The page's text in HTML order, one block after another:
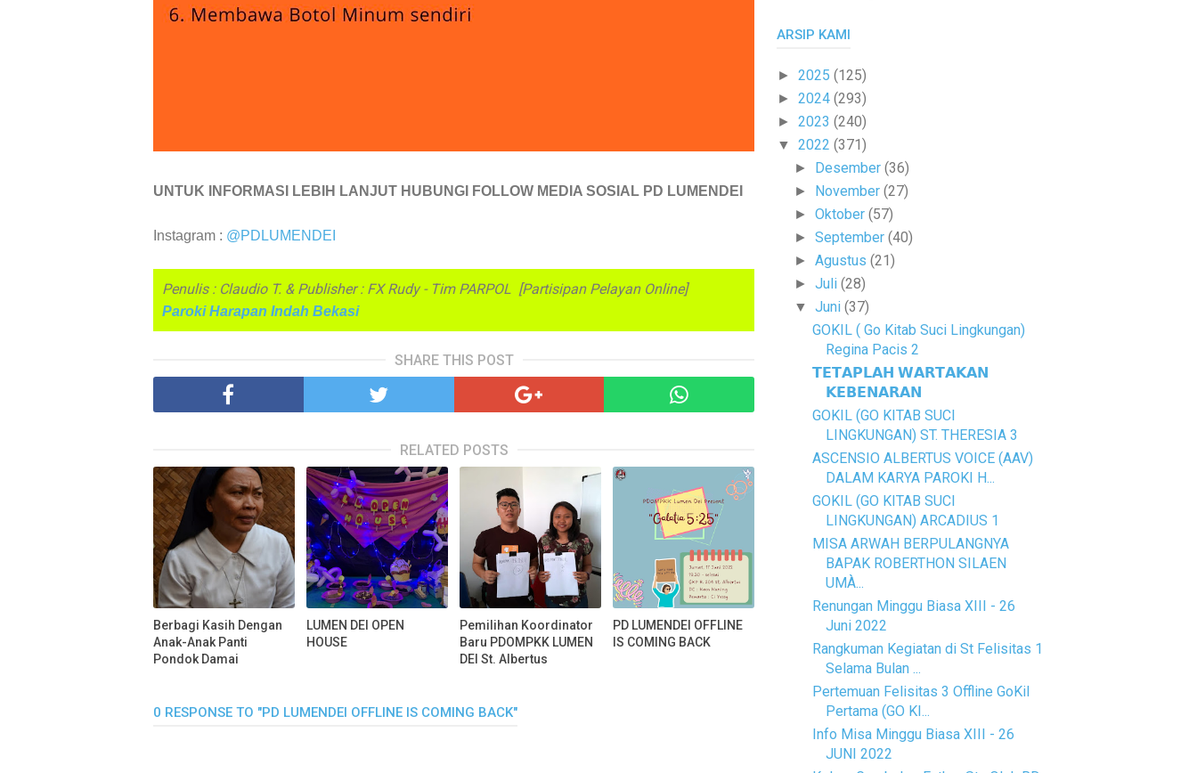
UNTUK INFORMASI LEBIH LANJUT HUBUNGI FOLLOW MEDIA SOSIAL PD LUMENDEI
Instagram : @PDLUMENDEI
Penulis : Claudio T. & Publisher : FX Rudy - Tim PARPOL [Partisipan Pelayan Online]
Paroki Harapan Indah Bekasi
SHARE THIS POST
RELATED POSTS
Berbagi Kasih Dengan
Anak-Anak Panti
Pondok Damai
LUMEN DEI OPEN
HOUSE
Pemilihan Koordinator
Baru PDOMPKK LUMEN
DEI St. Albertus
PD LUMENDEI OFFLINE
IS COMING BACK
0 RESPONSE TO "PD LUMENDEI OFFLINE IS COMING BACK"
ARSIP KAMI
► 2025 (125)
► 2024 (293)
► 2023 (240)
▼ 2022 (371)
► Desember(36)
► November(27)
►Oktober(57)
►September(40)
►Agustus(21)
►Juli(28)
▼Juni(37)
GOKIL ( Go Kitab Suci Lingkungan)
Regina Pacis 2
𝗧𝗘𝗧𝗔𝗣𝗟𝗔𝗛 𝗪𝗔𝗥𝗧𝗔𝗞𝗔𝗡
𝗞𝗘𝗕𝗘𝗡𝗔𝗥𝗔𝗡
GOKIL (GO KITAB SUCI
LINGKUNGAN) ST. THERESIA 3
ASCENSIO ALBERTUS VOICE (AAV)
DALAM KARYA PAROKI H...
GOKIL (GO KITAB SUCI
LINGKUNGAN) ARCADIUS 1
MISA ARWAH BERPULANGNYA
BAPAK ROBERTHON SILAEN
UMÀ...
Renungan Minggu Biasa XIII - 26
Juni 2022
Rangkuman Kegiatan di St Felisitas 1
Selama Bulan ...
Pertemuan Felisitas 3 Offline GoKil
Pertama (GO KI...
Info Misa Minggu Biasa XIII - 26
JUNI 2022